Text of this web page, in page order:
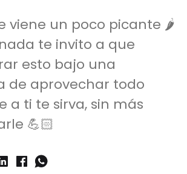
viene un poco picante 🌶️
te invito a que
esto bajo una
de aprovechar todo
a ti te sirva, sin más
💪🏻